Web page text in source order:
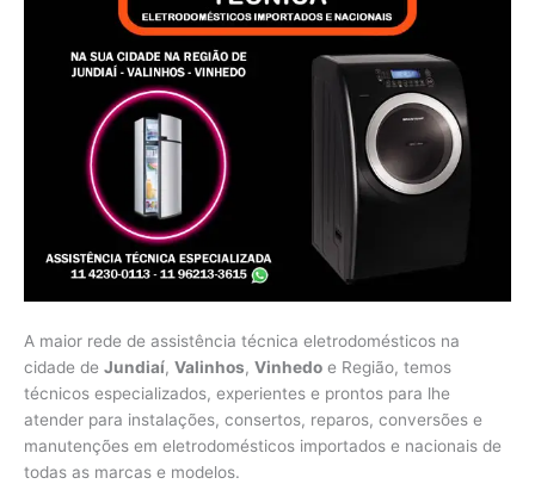
A maior rede de assistência técnica eletrodomésticos na
cidade de Jundiaí, Valinhos, Vinhedo e Região, temos
técnicos especializados, experientes e prontos para lhe
atender para instalações, consertos, reparos, conversões e
manutenções em eletrodomésticos importados e nacionais de
todas as marcas e modelos.